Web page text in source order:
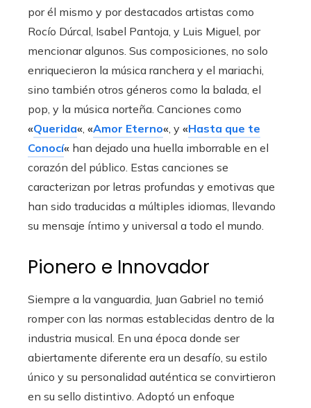
por él mismo y por destacados artistas como
Rocío Dúrcal, Isabel Pantoja, y Luis Miguel, por
mencionar algunos. Sus composiciones, no solo
enriquecieron la música ranchera y el mariachi,
sino también otros géneros como la balada, el
pop, y la música norteña. Canciones como
«Querida«, «Amor Eterno«, y «Hasta que te
Conocí« han dejado una huella imborrable en el
corazón del público. Estas canciones se
caracterizan por letras profundas y emotivas que
han sido traducidas a múltiples idiomas, llevando
su mensaje íntimo y universal a todo el mundo.
Pionero e Innovador
Siempre a la vanguardia, Juan Gabriel no temió
romper con las normas establecidas dentro de la
industria musical. En una época donde ser
abiertamente diferente era un desafío, su estilo
único y su personalidad auténtica se convirtieron
en su sello distintivo. Adoptó un enfoque